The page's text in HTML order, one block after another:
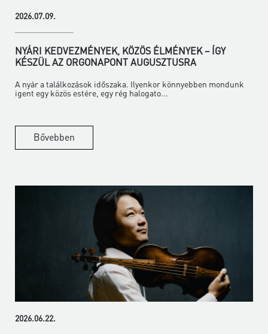
2026.07.09.
NYÁRI KEDVEZMÉNYEK, KÖZÖS ÉLMÉNYEK – ÍGY
KÉSZÜL AZ ORGONAPONT AUGUSZTUSRA
A nyár a találkozások időszaka. Ilyenkor könnyebben mondunk
igent egy közös estére, egy rég halogato...
Bővebben
2026.06.22.